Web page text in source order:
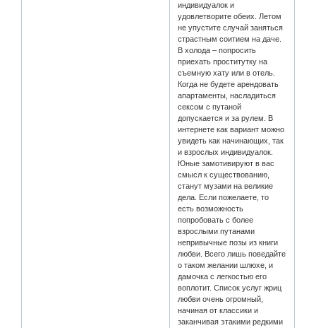
индивидуалок и
удовлетворите обеих. Летом
не упустите случай заняться
страстным соитием на даче.
В холода – попросить
приехать проститутку на
съемную хату или в отель.
Когда не будете арендовать
апартаменты, насладиться
сексом с путаной
допускается и за рулем. В
интернете как вариант можно
увидеть как начинающих, так
и взрослых индивидуалок.
Юные замотивируют в вас
смысл к существованию,
станут музами на великие
дела. Если пожелаете, то
есть возможность
попробовать с более
взрослыми путанами
непривычные позы из книги
любви. Всего лишь поведайте
о таком желании шлюхе, и
дамочка с легкостью его
воплотит. Список услуг жриц
любви очень огромный,
начиная от классики и
заканчивая этакими редкими